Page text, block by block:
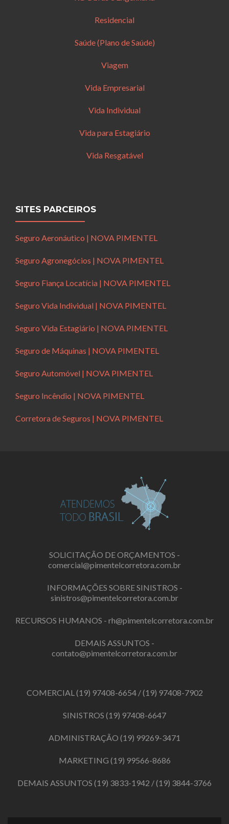
Residencial
Saúde (Plano de Saúde)
Viagem
Vida Empresarial
Vida Individual
Vida para Estagiário
Vida Resgatável
SITES PARCEIROS
Seguro Aeronáutico | NOVA PIMENTEL
Seguro Agronegócios | NOVA PIMENTEL
Seguro Fiança Locatícia | NOVA PIMENTEL
Seguro Vida Individual | NOVA PIMENTEL
Seguro Vida Estagiário | NOVA PIMENTEL
Seguro de Máquinas | NOVA PIMENTEL
Seguro Automóvel | NOVA PIMENTEL
Seguro Incêndio | NOVA PIMENTEL
Corretora de Seguros | NOVA PIMENTEL
SOLICITAÇÃO DE ORÇAMENTOS -
comercial@pimentelcorretora.com.br
INFORMAÇÕES SOBRE SINISTROS -
sinistros@pimentelcorretora.com.br
RECURSOS HUMANOS - rh@pimentelcorretora.com.br
DEMAIS ASSUNTOS -
contato@pimentelcorretora.com.br
COMERCIAL(19) 97408-6654/(19) 97408-7902
SINISTROS (19) 97408-6647
ADMINISTRAÇÃO (19) 99269-3471
MARKETING (19) 99566-8686
DEMAIS ASSUNTOS (19) 3833-1942 /(19) 3844-3766